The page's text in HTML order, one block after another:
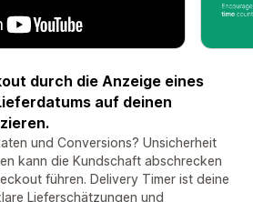
durch die Anzeige eines
auf deinen
und Conversions? Unsicherheit
kann die Kundschaft abschrecken
führen. Delivery Timer ist deine
Lieferschätzungen und